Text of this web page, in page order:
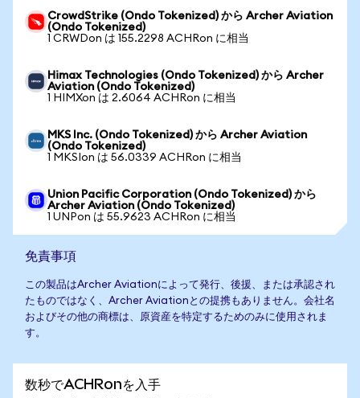
CrowdStrike (Ondo Tokenized) から Archer Aviation
(Ondo Tokenized)
1 CRWDon は 155.2298 ACHRon に相当
Himax Technologies (Ondo Tokenized) から Archer
Aviation (Ondo Tokenized)
1 HIMXon は 2.6064 ACHRon に相当
MKS Inc. (Ondo Tokenized) から Archer Aviation
(Ondo Tokenized)
1 MKSIon は 56.0339 ACHRon に相当
Union Pacific Corporation (Ondo Tokenized) から
Archer Aviation (Ondo Tokenized)
1 UNPon は 55.9623 ACHRon に相当
免責事項
この製品はArcher Aviationによって発行、後援、または承認され
たものではなく、Archer Aviationとの提携もありません。会社名
およびその他の商標は、原資産を特定するためのみに使用されま
す。
数秒でACHRonを入手